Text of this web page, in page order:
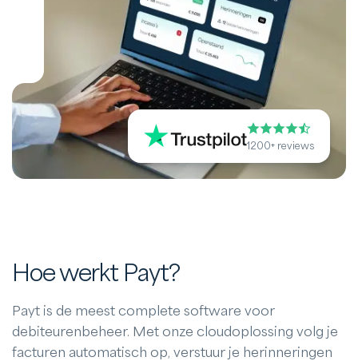
1200+ reviews
Hoe werkt Payt?
Payt is de meest complete software voor
debiteurenbeheer. Met onze cloudoplossing volg je
facturen automatisch op, verstuur je herinneringen